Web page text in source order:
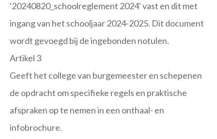
'20240820_schoolreglement 2024' vast en dit met
ingang van het schooljaar 2024-2025. Dit document
wordt gevoegd bij de ingebonden notulen.
Artikel 3
Geeft het college van burgemeester en schepenen
de opdracht om specifieke regels en praktische
afspraken op te nemen in een onthaal- en
infobrochure.